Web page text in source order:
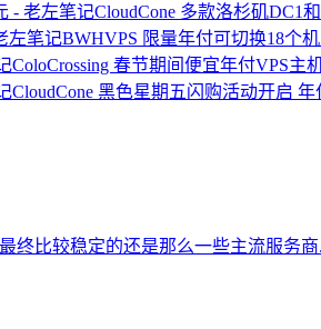
CloudCone 多款洛杉矶DC1
BWHVPS 限量年付可切换18个
ColoCrossing 春节期间便宜年付VPS主
CloudCone 黑色星期五闪购活动开启 年
终比较稳定的还是那么一些主流服务商